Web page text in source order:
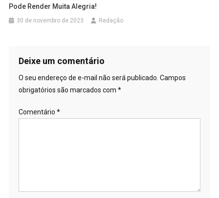
Pode Render Muita Alegria!
30 de novembro de 2023 Redação
Deixe um comentário
O seu endereço de e-mail não será publicado. Campos
obrigatórios são marcados com *
Comentário *